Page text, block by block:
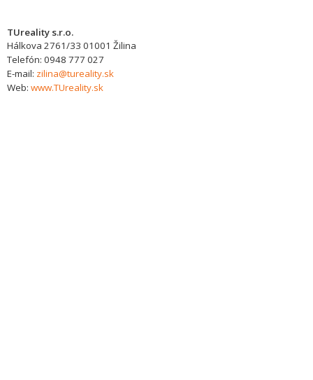
TUreality s.r.o.
Hálkova 2761/33 01001 Žilina
Telefón: 0948 777 027
E-mail: zilina@tureality.sk
Web: www.TUreality.sk